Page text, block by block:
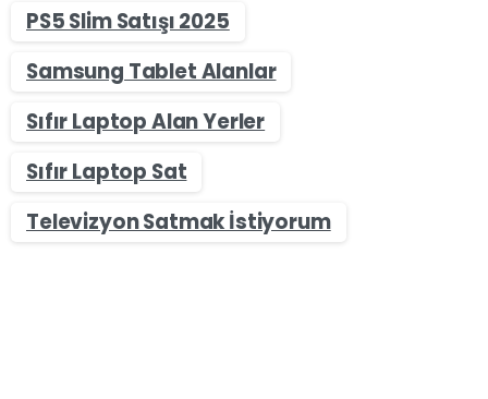
PS5 Slim Satışı 2025
Samsung Tablet Alanlar
Sıfır Laptop Alan Yerler
Sıfır Laptop Sat
Televizyon Satmak İstiyorum